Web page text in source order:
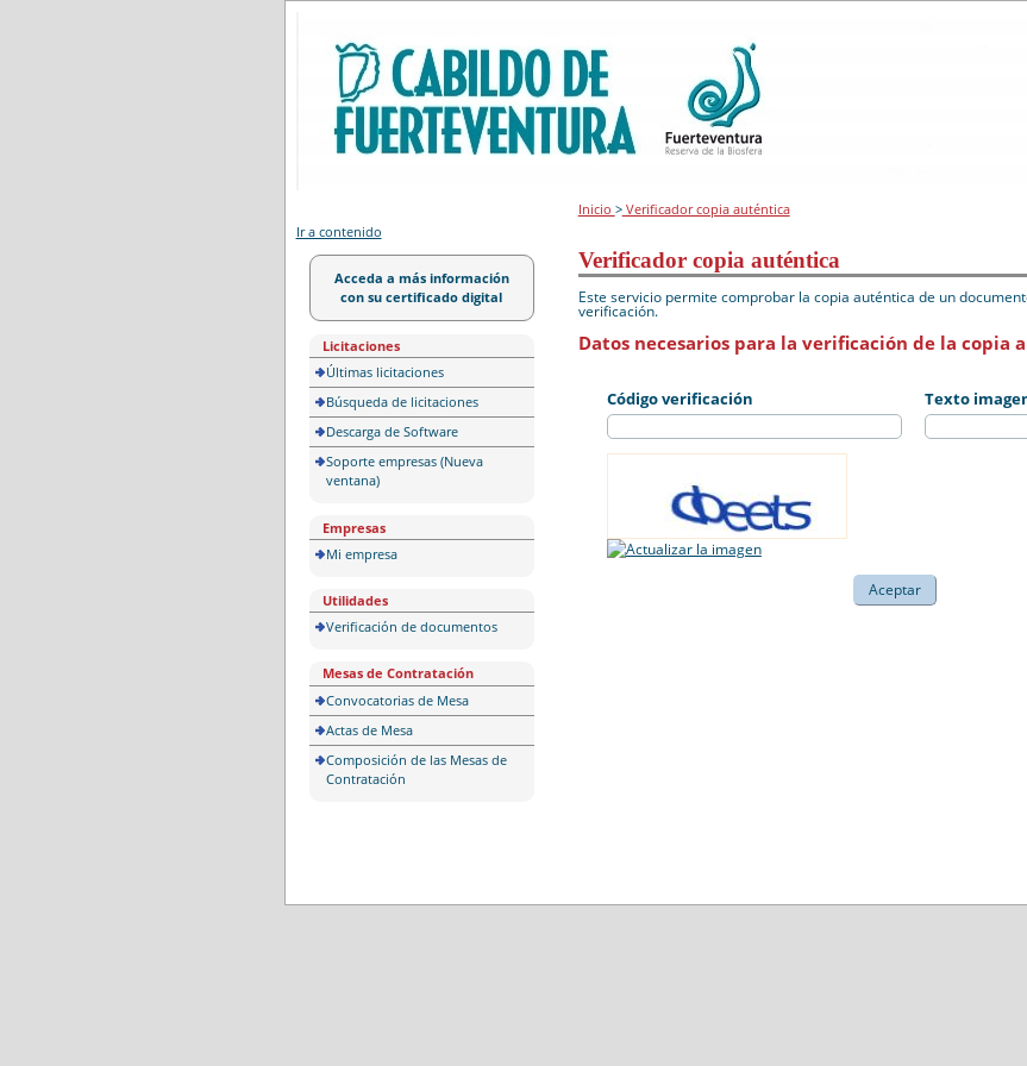
Ir a contenido
Acceda a más información
con su certificado digital
Licitaciones
Últimas licitaciones
Búsqueda de licitaciones
Descarga de Software
Soporte empresas (Nueva
ventana)
Empresas
Mi empresa
Utilidades
Verificación de documentos
Mesas de Contratación
Convocatorias de Mesa
Actas de Mesa
Composición de las Mesas de
Contratación
Inicio >Verificador copia auténtica
Verificador copia auténtica
Este servicio permite comprobar la copia auténtica de un
verificación.
Datos necesarios para la verificación de la copia
Código verificación Texto